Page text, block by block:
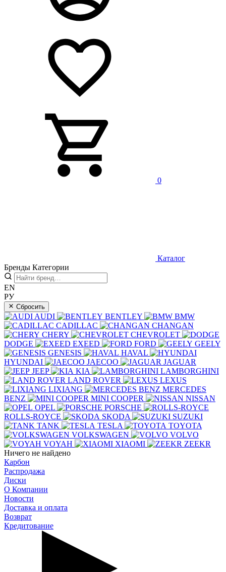
0
Каталог
Бренды Категории
EN
РУ
Сбросить
AUDI BENTLEY
BMW
CADILLAC
CHANGAN
CHERY
CHEVROLET
DODGE
EXEED FORD
GEELY
GENESIS
HAVAL
HYUNDAI
JAECOO
JAGUAR
JEEP
KIA
LAMBORGHINI
LAND ROVER
LEXUS
LIXIANG
MERCEDES
BENZ
MINI COOPER
NISSAN
OPEL
PORSCHE
ROLLS-ROYCE
SKODA
SUZUKI
TANK
TESLA
TOYOTA
VOLKSWAGEN
VOLVO
VOYAH
XIAOMI
ZEEKR
Ничего не найдено
Карбон
Распродажа
Диски
О Компании
Новости
Доставка и оплата
Возврат
Кредитование